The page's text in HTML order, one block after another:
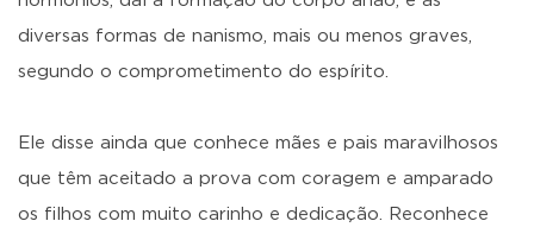
diversas formas de nanismo, mais ou menos graves,
segundo o comprometimento do espírito.
Ele disse ainda que conhece mães e pais maravilhosos
que têm aceitado a prova com coragem e amparado
os filhos com muito carinho e dedicação. Reconhece